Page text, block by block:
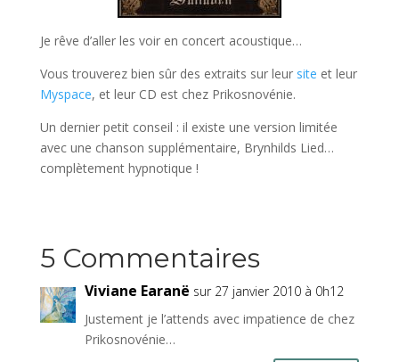
Je rêve d’aller les voir en concert acoustique…
Vous trouverez bien sûr des extraits sur leur site et leur
Myspace, et leur CD est chez Prikosnovénie.
Un dernier petit conseil : il existe une version limitée
avec une chanson supplémentaire, Brynhilds Lied…
complètement hypnotique !
5 Commentaires
Viviane Earanë sur 27 janvier 2010 à 0h12
Justement je l’attends avec impatience de chez
Prikosnovénie…